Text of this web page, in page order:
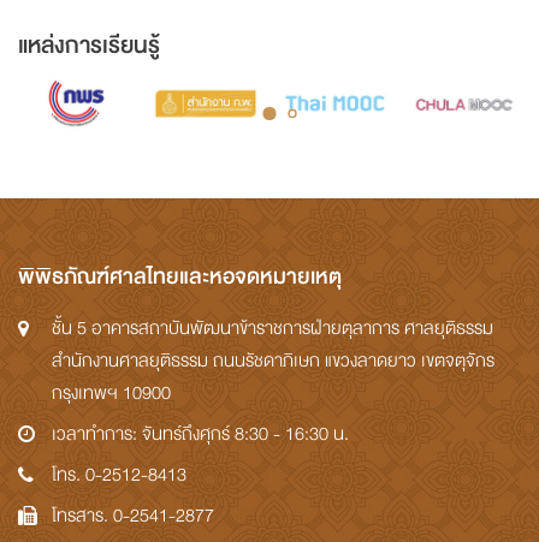
แหล่งการเรียนรู้
พิพิธภัณฑ์ศาลไทยและหอจดหมายเหตุ
ชั้น 5 อาคารสถาบันพัฒนาข้าราชการฝ่ายตุลาการ ศาลยุติธรรม
สำนักงานศาลยุติธรรม ถนนรัชดาภิเษก แขวงลาดยาว เขตจตุจักร
กรุงเทพฯ 10900
เวลาทำการ: จันทร์ถึงศุกร์ 8:30 - 16:30 น.
โทร. 0-2512-8413
โทรสาร. 0-2541-2877